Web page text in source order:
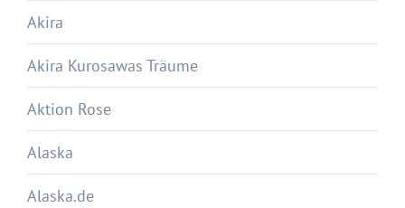
Akira
Akira Kurosawas Träume
Aktion Rose
Alaska
Alaska.de